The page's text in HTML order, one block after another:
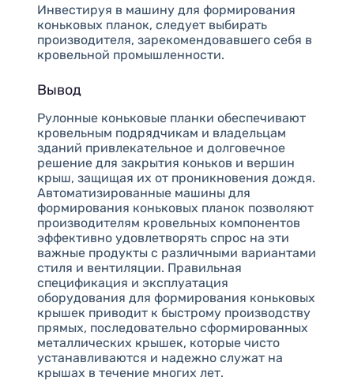
Инвестируя в машину для формирования
коньковых планок, следует выбирать
производителя, зарекомендовавшего себя в
кровельной промышленности.
Вывод
Рулонные коньковые планки обеспечивают
кровельным подрядчикам и владельцам
зданий привлекательное и долговечное
решение для закрытия коньков и вершин
крыш, защищая их от проникновения дождя.
Автоматизированные машины для
формирования коньковых планок позволяют
производителям кровельных компонентов
эффективно удовлетворять спрос на эти
важные продукты с различными вариантами
стиля и вентиляции. Правильная
спецификация и эксплуатация
оборудования для формирования коньковых
крышек приводит к быстрому производству
прямых, последовательно сформированных
металлических крышек, которые чисто
устанавливаются и надежно служат на
крышах в течение многих лет.